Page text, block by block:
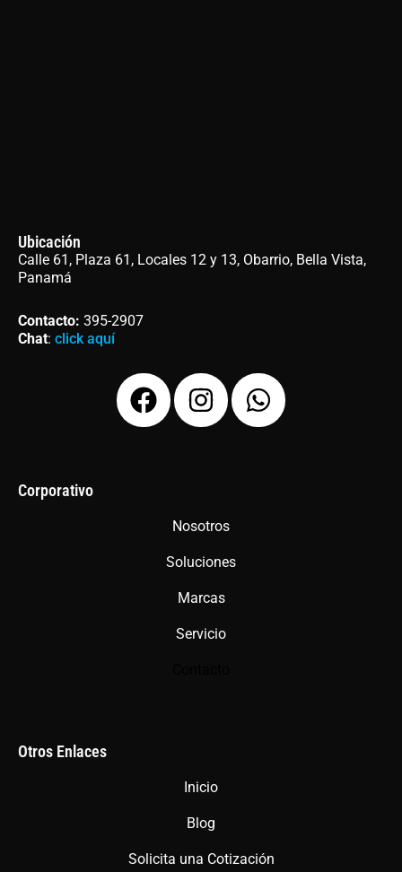
Ubicación
Calle 61, Plaza 61, Locales 12 y 13, Obarrio, Bella Vista,
Panamá
Contacto: 395-2907
Chat: click aquí
F
a
I
n
g
a
m
W
h
Corporativo
Nosotros
Soluciones
Marcas
Servicio
Otros Enlaces
Inicio
Blog
Solicita una Cotización